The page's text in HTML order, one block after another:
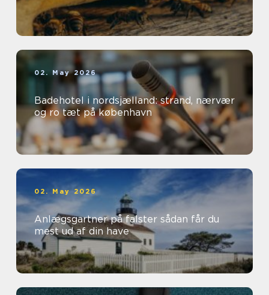
02. May 2026
Badehotel i nordsjælland: strand, nærvær
og ro tæt på københavn
02. May 2026
Anlægsgartner på falster sådan får du
mest ud af din have